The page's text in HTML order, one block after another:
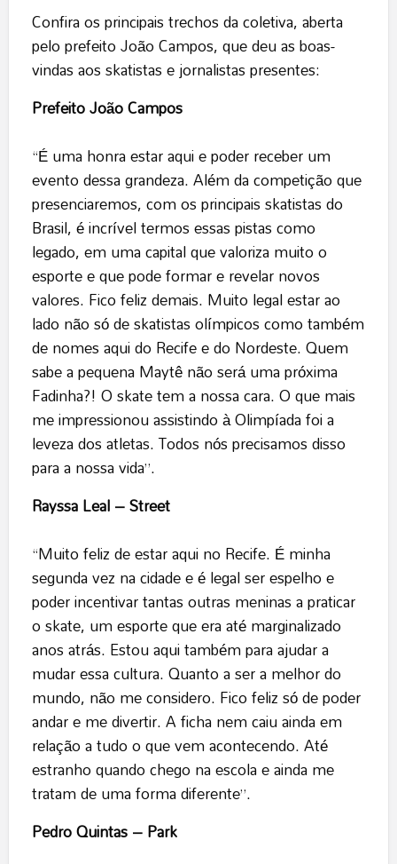
Confira os principais trechos da coletiva, aberta
pelo prefeito João Campos, que deu as boas-
vindas aos skatistas e jornalistas presentes:
Prefeito João Campos
“É uma honra estar aqui e poder receber um
evento dessa grandeza. Além da competição que
presenciaremos, com os principais skatistas do
Brasil, é incrível termos essas pistas como
legado, em uma capital que valoriza muito o
esporte e que pode formar e revelar novos
valores. Fico feliz demais. Muito legal estar ao
lado não só de skatistas olímpicos como também
de nomes aqui do Recife e do Nordeste. Quem
sabe a pequena Maytê não será uma próxima
Fadinha?! O skate tem a nossa cara. O que mais
me impressionou assistindo à Olimpíada foi a
leveza dos atletas. Todos nós precisamos disso
para a nossa vida”.
Rayssa Leal – Street
“Muito feliz de estar aqui no Recife. É minha
segunda vez na cidade e é legal ser espelho e
poder incentivar tantas outras meninas a praticar
o skate, um esporte que era até marginalizado
anos atrás. Estou aqui também para ajudar a
mudar essa cultura. Quanto a ser a melhor do
mundo, não me considero. Fico feliz só de poder
andar e me divertir. A ficha nem caiu ainda em
relação a tudo o que vem acontecendo. Até
estranho quando chego na escola e ainda me
tratam de uma forma diferente”.
Pedro Quintas – Park